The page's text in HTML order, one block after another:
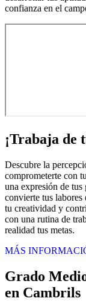
confianza en el
¡Trabaja de
Descubre la
comprometerte con
una expresión de
convierte tus labores
tu creatividad y
con una rutina de
realidad tus metas.
MÁS
Grado
en Cambrils